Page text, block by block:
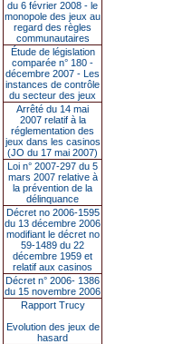
du 6 février 2008 - le
monopole des jeux au
regard des règles
communautaires
Étude de législation
comparée n° 180 -
décembre 2007 - Les
instances de contrôle
du secteur des jeux
Arrêté du 14 mai
2007 relatif à la
réglementation des
jeux dans les casinos
(JO du 17 mai 2007)
Loi n° 2007-297 du 5
mars 2007 relative à
la prévention de la
délinquance
Décret no 2006-1595
du 13 décembre 2006
modifiant le décret no
59-1489 du 22
décembre 1959 et
relatif aux casinos
Décret n° 2006- 1386
du 15 novembre 2006
Rapport Trucy
Evolution des jeux de
hasard